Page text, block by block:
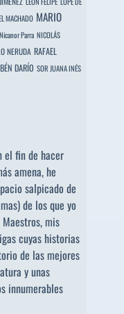
MACHADO MARIO
Nicanor Parra NICOLÁS
NERUDA RAFAEL
DARÍO SOR JUANA INÉS
el fin de hacer
amena, he
salpicado de
de los que yo
mis
cuyas historias
de las mejores
y unas
innumerables